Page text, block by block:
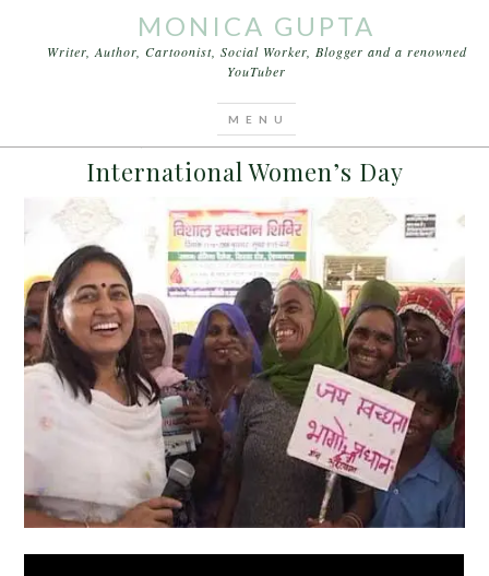
MONICA GUPTA
Writer, Author, Cartoonist, Social Worker, Blogger and a renowned
YouTuber
International Women’s Day